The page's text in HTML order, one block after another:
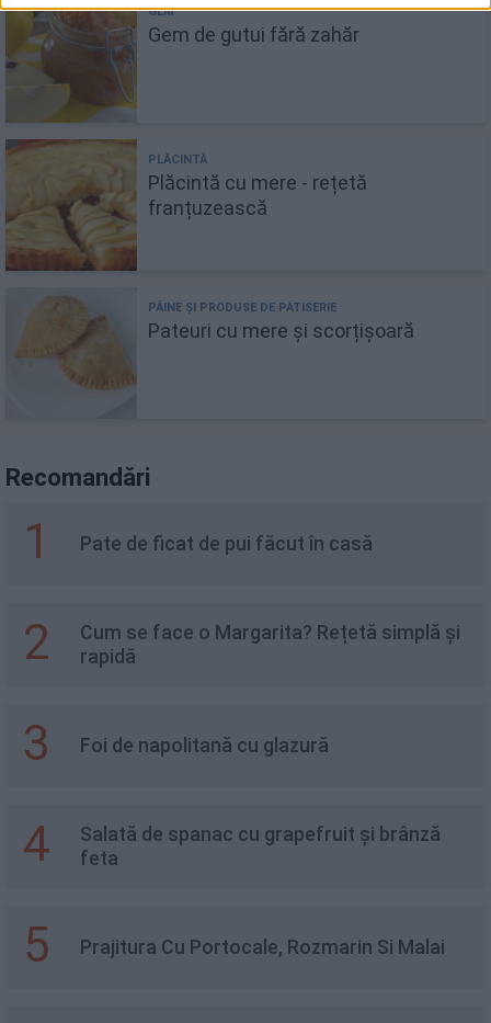
Gem de gutui fără zahăr
Plăcintă cu mere - rețetă
franțuzească
Pateuri cu mere și scorțișoară
Recomandări
1 Pate de ficat de pui făcut în casă
2
Cum se face o Margarita? Rețetă simplă și
rapidă
3 Foi de napolitană cu glazură
4
Salată de spanac cu grapefruit și brânză
feta
5 Prajitura Cu Portocale, Rozmarin Si Malai